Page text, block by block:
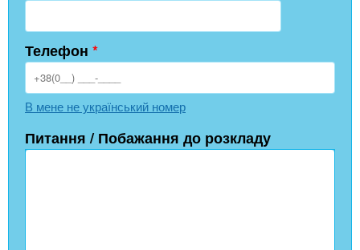
Телефон *
В мене не український номер
Питання / Побажання до розкладу